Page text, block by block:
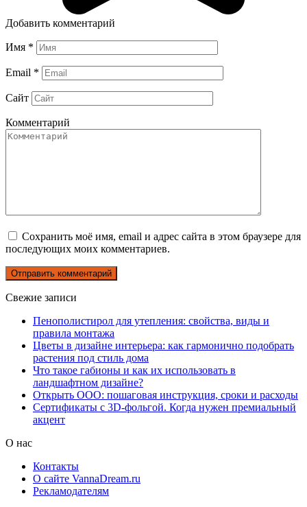
Добавить комментарий
Имя *
Email *
Сайт
Комментарий
Сохранить моё имя, email и адрес сайта в этом браузере для
последующих моих комментариев.
Свежие записи
Пенополистирол для утепления: свойства, виды и
правила монтажа
Цветы в дизайне интерьера: как гармонично подобрать
растения под стиль дома
Что такое габионы и как их использовать в
ландшафтном дизайне?
Открыть ООО: пошаговая инструкция, сроки и расходы
Сертификаты с 3D-фольгой. Когда нужен премиальный
акцент
О нас
Контакты
О сайте VannaDream.ru
Рекламодателям